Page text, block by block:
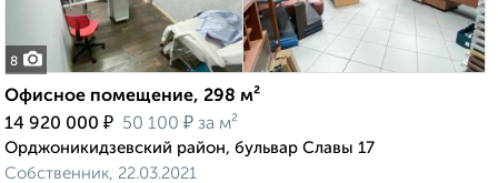
8
Офисное помещение, 298 м²
14 920 000 ₽ 50 100 ₽ за м²
Орджоникидзевский район, бульвар Славы 17
Собственник, 22.03.2021